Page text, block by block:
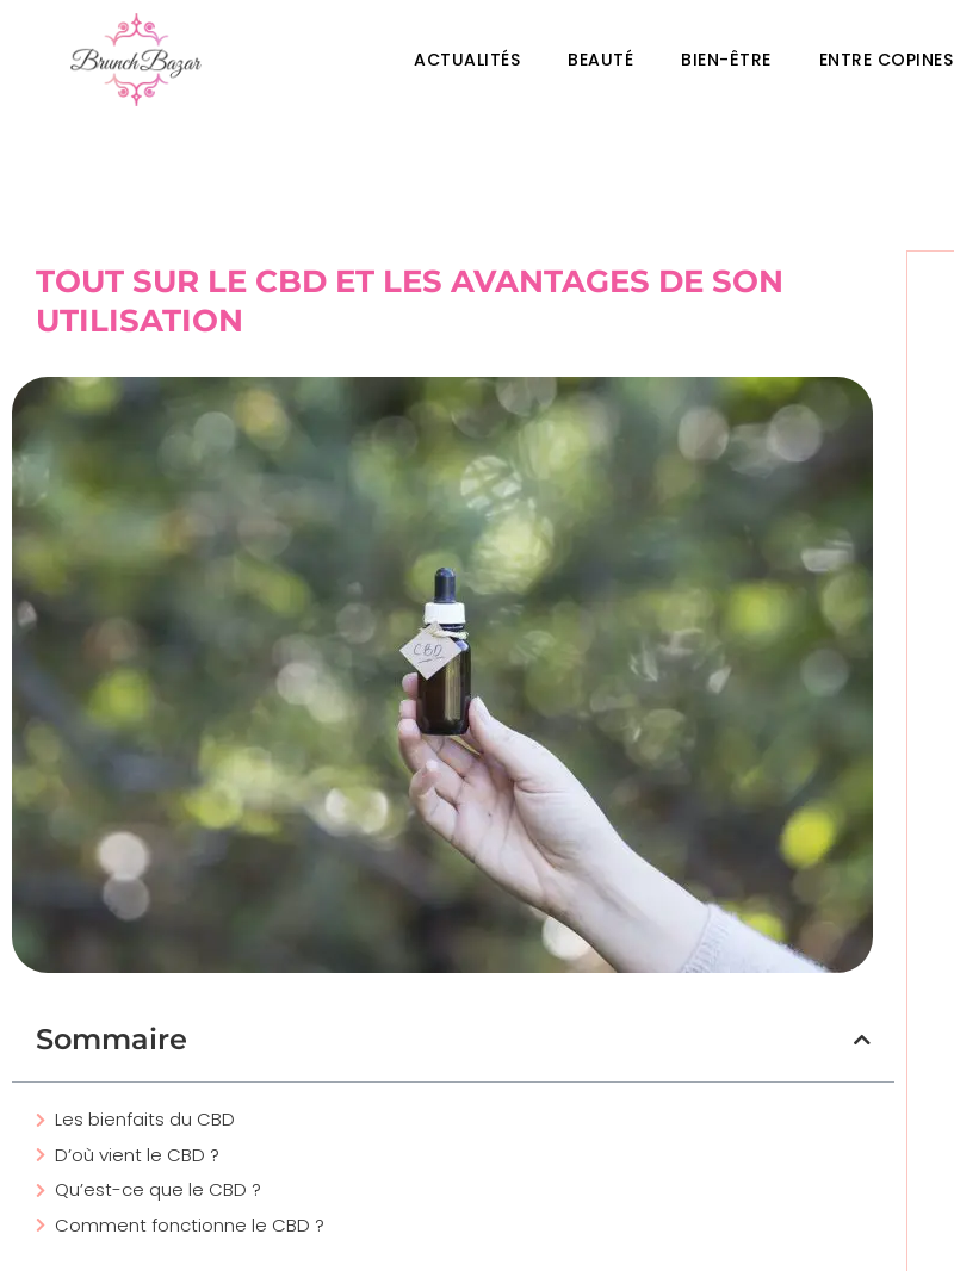
ACTUALITÉS BEAUTÉ BIEN-ÊTRE ENTRE COPINES
TOUT SUR LE CBD ET LES AVANTAGES DE SON
UTILISATION
Sommaire
Les bienfaits du CBD
D’où vient le CBD ?
Qu’est-ce que le CBD ?
Comment fonctionne le CBD ?